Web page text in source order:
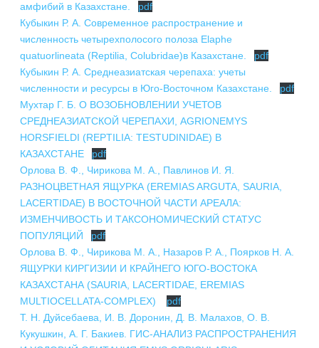
амфибий в Казахстане.
pdf
Кубыкин Р. А. Современное распространение и
численность четырехполосого полоза Elaphe
quatuorlineata (Reptilia, Colubridae)в Казахстане.
pdf
Кубыкин Р. А. Среднеазиатская черепаха: учеты
численности и ресурсы в Юго-Восточном Казахстане.
pdf
Мухтар Г. Б. О ВОЗОБНОВЛЕНИИ УЧЕТОВ
СРЕДНЕАЗИАТСКОЙ ЧЕРЕПАХИ, AGRIONEMYS
HORSFIELDI (REPTILIA: ТЕSTUDINIDАЕ) В
КАЗАХСТАНЕ
pdf
Орлова В. Ф., Чирикова М. А., Павлинов И. Я.
РАЗНОЦВЕТНАЯ ЯЩУРКА (EREMIAS ARGUTA, SAURIA,
LACERTIDAE) В ВОСТОЧНОЙ ЧАСТИ АРЕАЛА:
ИЗМЕНЧИВОСТЬ И ТАКСОНОМИЧЕСКИЙ СТАТУС
ПОПУЛЯЦИЙ
pdf
Орлова В. Ф., Чирикова М. А., Назаров Р. А., Поярков Н. А.
ЯЩУРКИ КИРГИЗИИ И КРАЙНЕГО ЮГО-ВОСТОКА
КАЗАХСТАНА (SAURIA, LACERTIDAE, EREMIAS
MULTIOCELLATA-COMPLEX)
pdf
Т. Н. Дуйсебаева, И. В. Доронин, Д. В. Малахов, О. В.
Кукушкин, А. Г. Бакиев. ГИС-АНАЛИЗ РАСПРОСТРАНЕНИЯ